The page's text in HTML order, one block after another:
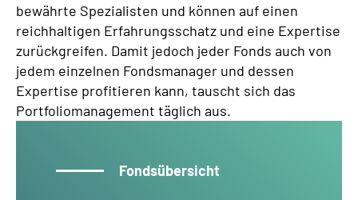
bewährte Spezialisten und können auf einen
reichhaltigen Erfahrungsschatz und eine Expertise
zurückgreifen. Damit jedoch jeder Fonds auch von
jedem einzelnen Fondsmanager und dessen
Expertise profitieren kann, tauscht sich das
Portfoliomanagement täglich aus.
Fondsübersicht